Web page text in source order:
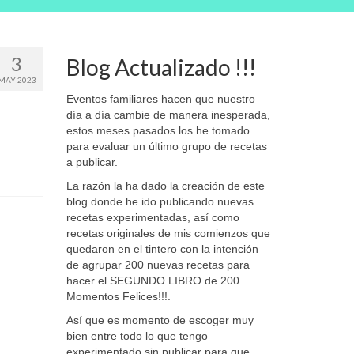
3
2023 Blog Actualizado !!!
Eventos familiares hacen que nuestro
día a día cambie de manera inesperada,
estos meses pasados los he tomado
para evaluar un último grupo de recetas
a publicar.
La razón la ha dado la creación de este
blog donde he ido publicando nuevas
recetas experimentadas, así como
recetas originales de mis comienzos que
quedaron en el tintero con la intención
de agrupar 200 nuevas recetas para
hacer el SEGUNDO LIBRO de 200
Momentos Felices!!!.
Así que es momento de escoger muy
bien entre todo lo que tengo